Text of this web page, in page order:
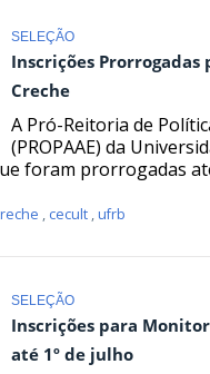
SELEÇÃO
Inscrições
Creche
A Pró-Reitoria de
(PROPAAE) da
foram prorrogadas
, cecult ,ufrb
SELEÇÃO
Inscrições para
até 1º de julho